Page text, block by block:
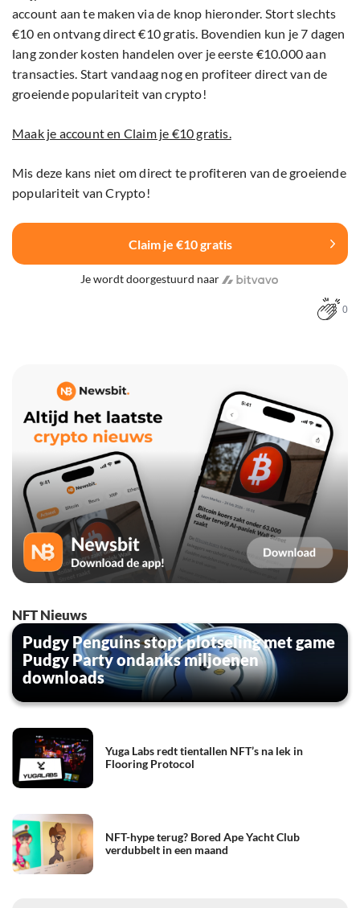
account aan te maken via de knop hieronder. Stort slechts
€10 en ontvang direct €10 gratis. Bovendien kun je 7 dagen
lang zonder kosten handelen over je eerste €10.000 aan
transacties. Start vandaag nog en profiteer direct van de
groeiende populariteit van crypto!
Maak je account en Claim je €10 gratis.
Mis deze kans niet om direct te profiteren van de groeiende
populariteit van Crypto!
Claim je €10 gratis
Je wordt doorgestuurd naar
0
NFT Nieuws
Pudgy Penguins stopt plotseling met game
Pudgy Party ondanks miljoenen
downloads
Yuga Labs redt tientallen NFT’s na lek in
Flooring Protocol
NFT-hype terug? Bored Ape Yacht Club
verdubbelt in een maand